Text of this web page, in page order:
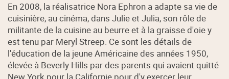
En 2008, la réalisatrice Nora Ephron a adapte sa vie de
cuisinière, au cinéma, dans Julie et Julia, son rôle de
militante de la cuisine au beurre et à la graisse d'oie y
est tenu par Meryl Streep. Ce sont les détails de
l'éducation de la jeune Américaine des années 1950,
élevée à Beverly Hills par des parents qui avaient quitté